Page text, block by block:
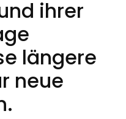
ihrer
längere
neue